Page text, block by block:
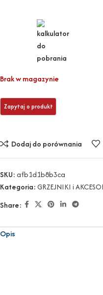
Brak w magazynie
Dodaj do porównania
SKU:afb1d1b8b3ca
Kategoria:GRZEJNIKI i
Share:
Opis